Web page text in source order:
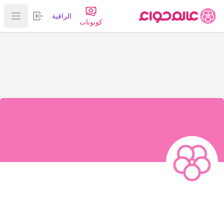
كوبونات
الراقية تسجيل
عرض